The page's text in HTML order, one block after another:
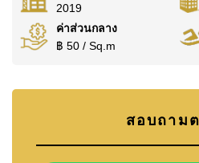
2019
ค่าส่วนกลาง
฿ 50 / Sq.m
สอบถาม